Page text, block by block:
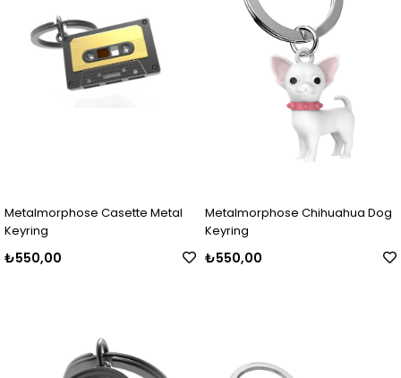
Metalmorphose Casette Metal
Keyring
₺550,00
Metalmorphose Chihuahua Dog
Keyring
₺550,00